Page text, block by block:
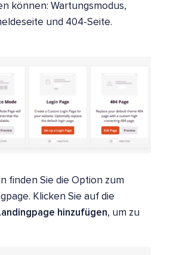
können: Wartungsmodus,
und 404-Seite.
finden Sie die Option zum
Klicken Sie auf die
hinzufügen, um zu